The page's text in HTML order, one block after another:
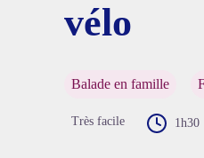
vélo
Balade en famille
Très facile 1h30